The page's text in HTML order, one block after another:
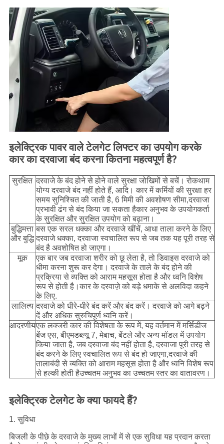
इलेक्ट्रिक पावर वाले टेलगेट लिफ्टर का उपयोग करके
कार का दरवाजा बंद करना कितना महत्वपूर्ण है?
सुरक्षित दरवाजे के बंद होने से होने वाले सुरक्षा जोखिमों से बचें। रोकथाम
योग्य दरवाजे बंद नहीं होते हैं, आदि। कार में कर्मियों की सुरक्षा हर
समय सुनिश्चित की जाती है, 6 मिमी की अवशोषण सीमा,दरवाजा
प्रभावी ढंग से बंद किया जा सकता हैकार अनुभव के उपयोगकर्ता
के सुरक्षित और सुरक्षित उपयोग को बढ़ाना।
बुद्धिमत्ता
और बुद्धि
बस एक सरल धक्का और दरवाजे खींचें, आधा ताला करने के लिए
दरवाजे धक्का, दरवाजा स्वचालित रूप से जब तक यह पूरी तरह से
बंद है अवशोषित हो जाएगा।
मूक
एक बार जब दरवाजा शरीर को छू लेता है, तो डिवाइस दरवाजे को
धीमा करना शुरू कर देगा। दरवाजे के ताले के बंद होने की
प्रक्रिया से व्यक्ति को आराम महसूस होता है और ध्वनि विशेष
रूप से होती है।कार के दरवाज़े को बड़े धमाके से अलविदा कहने
के लिए.
लालित्य दरवाजे को धीरे-धीरे बंद करें और बंद करें। दरवाजे को आगे बढ़ने
दें और अधिक सुरुचिपूर्ण ध्वनि करें।
आदरणीयएक लक्जरी कार की विशेषता के रूप में, यह वर्तमान में मर्सिडीज
बेंज एस, बीएमडब्ल्यू 7, मेबाच, बेंटले और अन्य मॉडल में उपयोग
किया जाता है, जब दरवाजा बंद नहीं होता है, दरवाजा पूरी तरह से
बंद करने के लिए स्वचालित रूप से बंद हो जाएगा,दरवाजे की
तालाबंदी से व्यक्ति को आराम महसूस होता है और ध्वनि विशेष रूप
से हल्की होती हैउच्चतम अनुभव का उच्चतम स्तर का वातावरण।
इलेक्ट्रिक टेलगेट के क्या फायदे हैं?
1. सुविधा
बिजली के पीछे के दरवाजे के मुख्य लाभों में से एक सुविधा यह प्रदान करता